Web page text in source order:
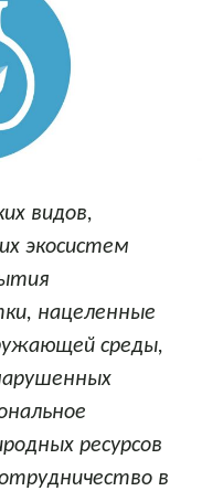
видов,
экосистем
нацеленные
среды,
ресурсов
в